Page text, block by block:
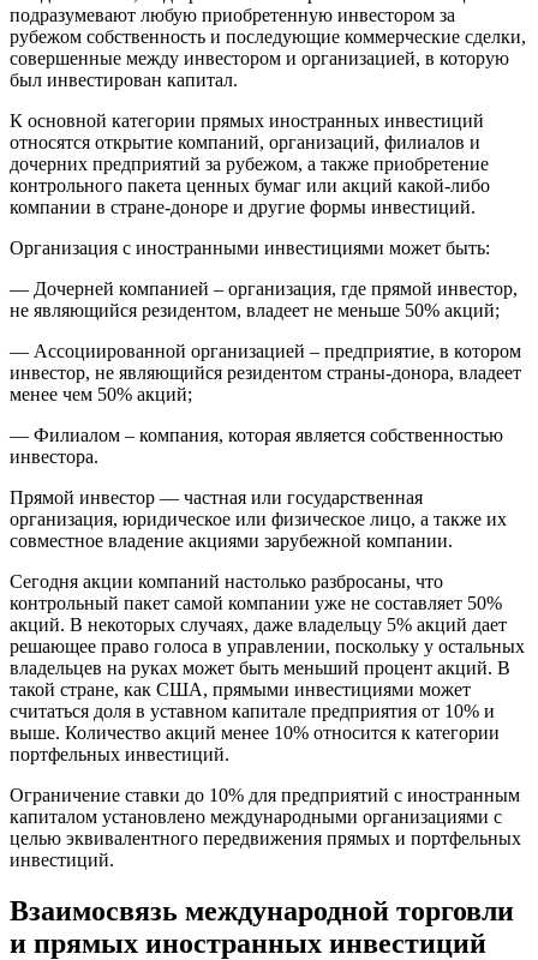
подразумевают любую приобретенную инвестором за
рубежом собственность и последующие коммерческие сделки,
совершенные между инвестором и организацией, в которую
был инвестирован капитал.
К основной категории прямых иностранных инвестиций
относятся открытие компаний, организаций, филиалов и
дочерних предприятий за рубежом, а также приобретение
контрольного пакета ценных бумаг или акций какой-либо
компании в стране-доноре и другие формы инвестиций.
Организация с иностранными инвестициями может быть:
— Дочерней компанией – организация, где прямой инвестор,
не являющийся резидентом, владеет не меньше 50% акций;
— Ассоциированной организацией – предприятие, в котором
инвестор, не являющийся резидентом страны-донора, владеет
менее чем 50% акций;
— Филиалом – компания, которая является собственностью
инвестора.
Прямой инвестор — частная или государственная
организация, юридическое или физическое лицо, а также их
совместное владение акциями зарубежной компании.
Сегодня акции компаний настолько разбросаны, что
контрольный пакет самой компании уже не составляет 50%
акций. В некоторых случаях, даже владельцу 5% акций дает
решающее право голоса в управлении, поскольку у остальных
владельцев на руках может быть меньший процент акций. В
такой стране, как США, прямыми инвестициями может
считаться доля в уставном капитале предприятия от 10% и
выше. Количество акций менее 10% относится к категории
портфельных инвестиций.
Ограничение ставки до 10% для предприятий с иностранным
капиталом установлено международными организациями с
целью эквивалентного передвижения прямых и портфельных
инвестиций.
Взаимосвязь международной торговли
и прямых иностранных инвестиций